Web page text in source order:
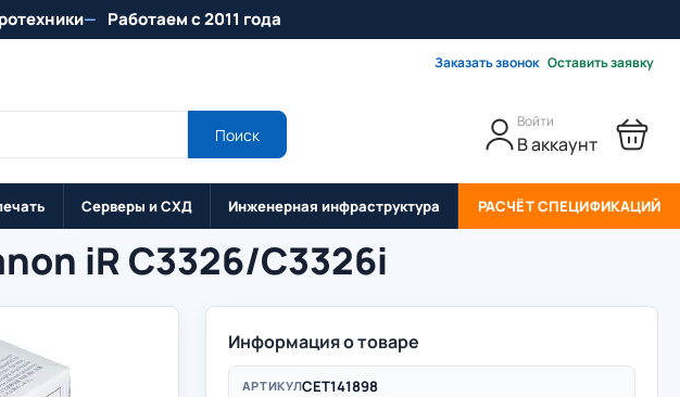
Работаем с 2011 года
Заказать звонок Оставить заявку
Поиск
Войти
В аккаунт
Серверы и СХД Инженерная инфраструктура РАСЧЁТ СПЕЦИФИКАЦИЙ
iR C3326/C3326i
Информация о товаре
АРТИКУЛCET141898